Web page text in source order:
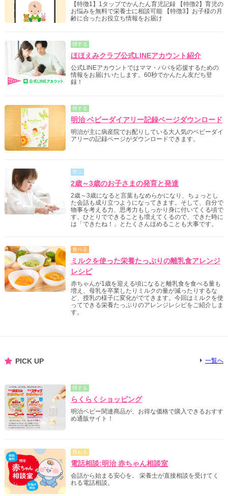
【特徴1】1タップでかんたん育児記録 【特徴2】育児の
お悩みを無料で栄養士に相談可能 【特徴3】お子様の月
齢に合ったお役立ち情報をお届け
得する
ほほえみクラブ公式LINEアカウント紹介
公式LINEアカウントではママ・パパを応援するための
情報をお届けいたします。60秒でかんたん友だち登
録！
得する
明治 ベビーダイアリー記録ページダウンロード
明治が主に病産院でお配りしている大人気のベビーダイ
アリーの記録ページがダウンロードできます。
学ぶ
2歳～3歳のお子さまの発育と発達
2歳～3歳になると言葉もなめらかになり、ちょっとし
た会話も成り立つようになってきます。そして、自分で
物事を考える力、思考力もしっかり身に付いてくる頃で
す。ひとりでできることも増えてくるので、できた時に
は「できたね！」とたくさんほめることも大事です。
食べる
ミルクを使った栄養たっぷりの離乳食アレンジ
レシピ
赤ちゃんが1歳を迎える頃になると離乳食を食べる量も
増え、母乳を卒業したりミルクの量が減ったりするな
ど、授乳の様子に変化がでてきます。今回はミルクを使
ってできる栄養たっぷりのアレンジレシピをご紹介しま
す。
PICK UP 一覧へ
得する
らくらくショッピング
明治ベビー関連商品が、お得な価格で購入できるおすす
め通販サイト！
尋ねる
電話相談:明治 赤ちゃん相談室
会話から始まる安心を。 栄養士が直接相談を受けてく
れる電話相談。